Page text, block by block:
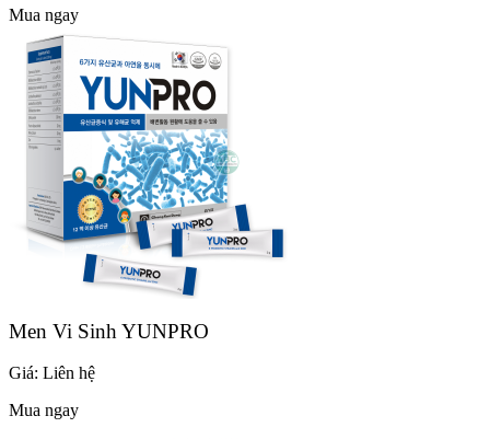
Mua ngay
Men Vi Sinh YUNPRO
Giá: Liên hệ
Mua ngay